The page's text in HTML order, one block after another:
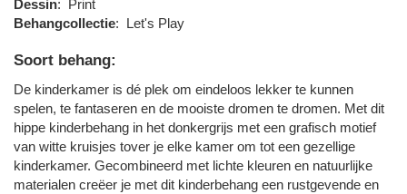
Dessin: Print
Behangcollectie: Let's Play
Soort behang:
De kinderkamer is dé plek om eindeloos lekker te kunnen
spelen, te fantaseren en de mooiste dromen te dromen. Met dit
hippe kinderbehang in het donkergrijs met een grafisch motief
van witte kruisjes tover je elke kamer om tot een gezellige
kinderkamer. Gecombineerd met lichte kleuren en natuurlijke
materialen creëer je met dit kinderbehang een rustgevende en